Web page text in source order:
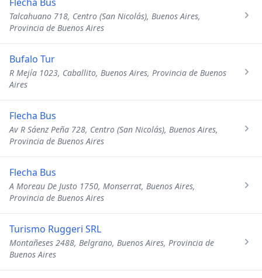
Talcahuano 718, Centro (San Nicolás), Buenos Aires,
Provincia de Buenos Aires
Bufalo Tur
R Mejía 1023, Caballito, Buenos Aires, Provincia de Buenos
Aires
Flecha Bus
Av R Sáenz Peña 728, Centro (San Nicolás), Buenos Aires,
Provincia de Buenos Aires
Flecha Bus
A Moreau De Justo 1750, Monserrat, Buenos Aires,
Provincia de Buenos Aires
Turismo Ruggeri SRL
Montañeses 2488, Belgrano, Buenos Aires, Provincia de
Buenos Aires